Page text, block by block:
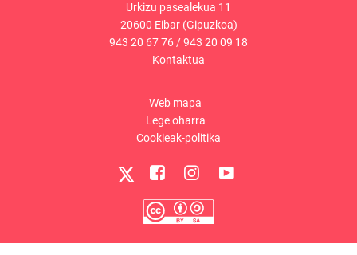
Urkizu pasealekua 11
20600 Eibar (Gipuzkoa)
943 20 67 76/943 20 09 18
Kontaktua
Web mapa
Lege oharra
Cookieak-politika